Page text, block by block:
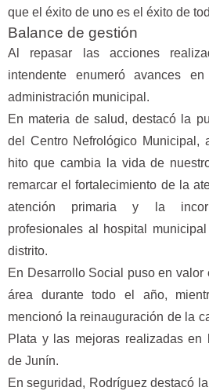
que el éxito de uno es el éxito de
Balance de gestión
Al repasar las acciones
intendente enumeró avances
administración municipal.
En materia de salud, destacó la
del Centro Nefrológico Municipal,
hito que cambia la vida de
remarcar el fortalecimiento de la
atención primaria y la
profesionales al hospital
distrito.
En Desarrollo Social puso en valor
área durante todo el año,
mencionó la reinauguración de la
Plata y las mejoras realizadas en
de Junín.
En seguridad, Rodríguez destacó